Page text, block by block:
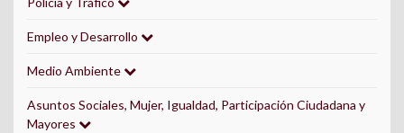
Empleo y Desarrollo
Medio Ambiente
Asuntos Sociales, Mujer, Igualdad, Participación Ciudadana y
Mayores